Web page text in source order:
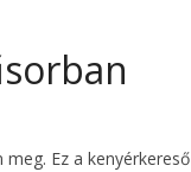
Ez a kenyérkereső